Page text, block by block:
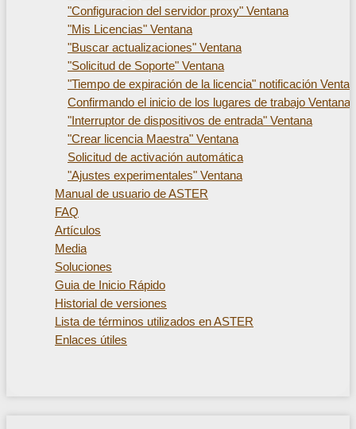
"Configuracion del servidor proxy" Ventana
"Mis Licencias" Ventana
"Buscar actualizaciones" Ventana
"Solicitud de Soporte" Ventana
"Tiempo de expiración de la licencia" notificación
Confirmando el inicio de los lugares de trabajo Ventana
"Interruptor de dispositivos de entrada" Ventana
"Crear licencia Maestra" Ventana
Solicitud de activación automática
"Ajustes experimentales" Ventana
Manual de usuario de ASTER
FAQ
Artículos
Media
Soluciones
Guia de Inicio Rápido
Historial de versiones
Lista de términos utilizados en ASTER
Enlaces útiles